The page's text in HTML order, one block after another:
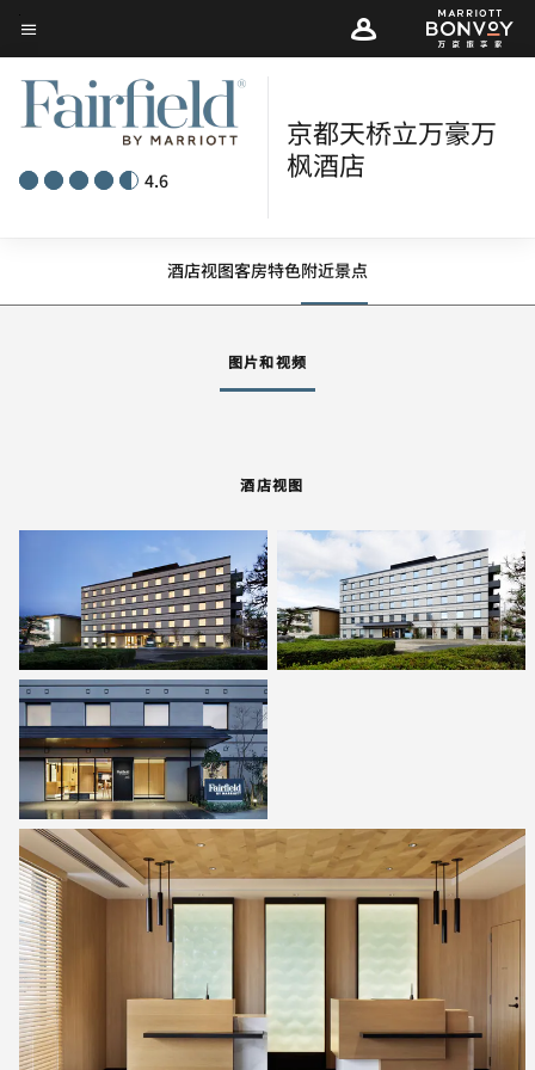
Skip
to
main
content
菜单文本
4.6
京都天桥立万豪万
枫酒店
酒店视图客房特色附近景点
图片和视频
酒店视图